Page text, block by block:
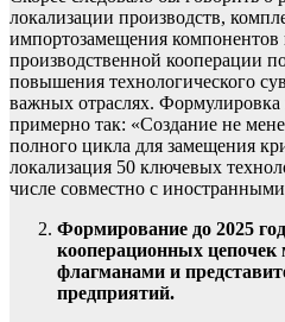
локализации производств,
импортозамещения
производственной кооперации
повышения технологического
важных отраслях. Формулировка
примерно так: «Создание не
полного цикла для замещения
локализация 50 ключевых
числе совместно с
Формирование до 2025
кооперационных цепочек
флагманами и
предприятий.